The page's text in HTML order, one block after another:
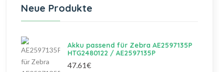
Neue Produkte
Akku passend für Zebra AE2597135P
HTG2480122 / AE2597135P
47.61€